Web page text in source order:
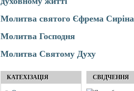
Молитва святого Єфрема Сиріна
Молитва Господня
Молитва Святому Духу
КАТЕХІЗАЦІЯ СВІДЧЕННЯ